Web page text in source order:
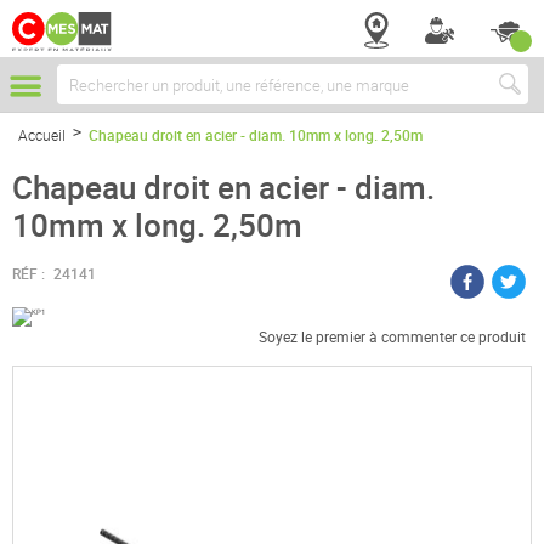
Chercher
Accueil Chapeau droit en acier - diam. 10mm x long. 2,50m
Chapeau droit en acier - diam.
10mm x long. 2,50m
RÉF : 24141
Soyez le premier à commenter ce produit
Passer